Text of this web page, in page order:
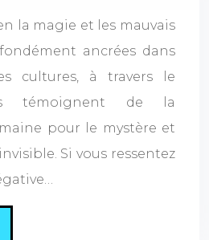
la magie et les mauvais
ancrées dans
cultures, à travers le
témoignent de la
pour le mystère et
Si vous ressentez